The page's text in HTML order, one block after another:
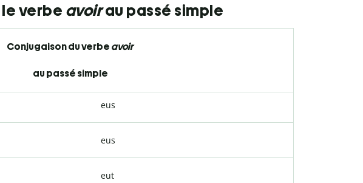
verbe avoirau passé simple
Conjugaison du verbe avoir
au passé simple
eus
eus
eut